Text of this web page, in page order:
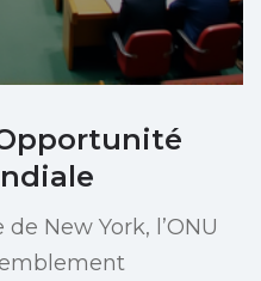
New York, l’ONU